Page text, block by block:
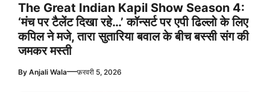
The Great Indian Kapil Show Season 4:
‘मंच पर टैलेंट दिखा रहे…’ कॉन्सर्ट पर एपी ढिल्लो के लिए
कपिल ने मजे, तारा सुतारिया बवाल के बीच बस्सी संग की
जमकर मस्ती
By Anjali Wala—फ़रवरी 5, 2026